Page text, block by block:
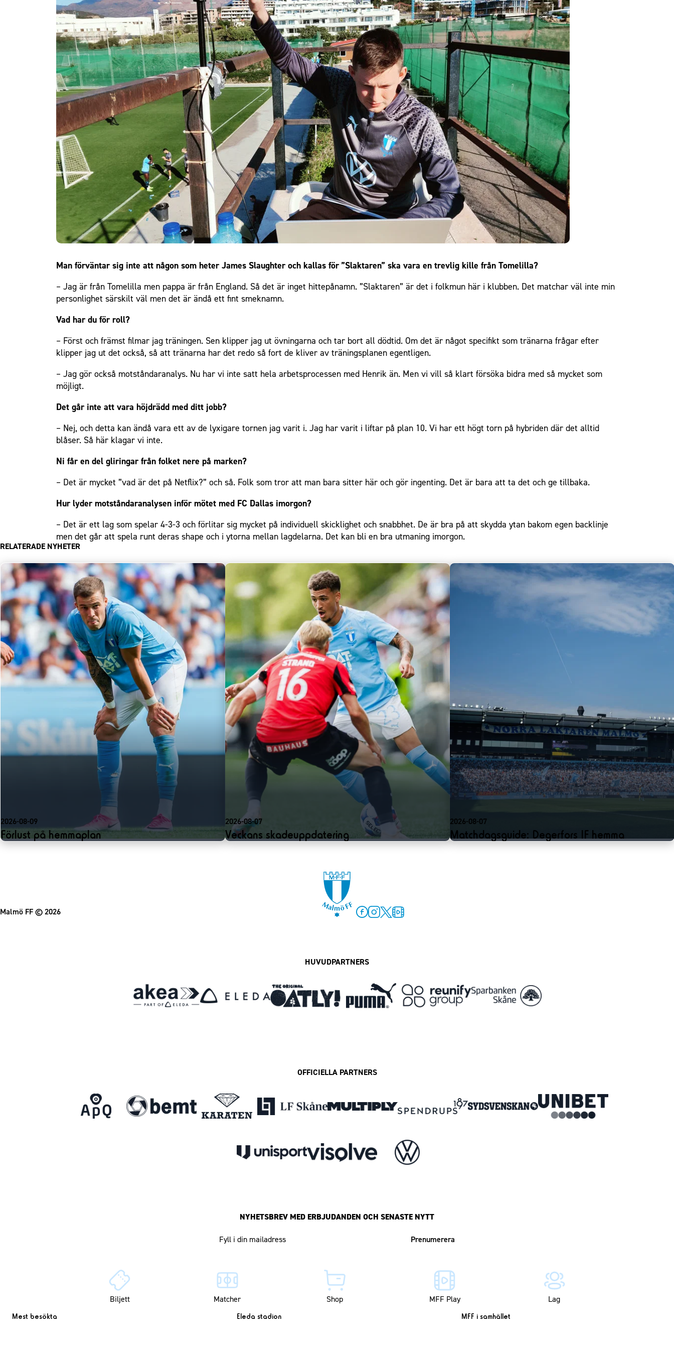
Om Malmö FF
Man förväntar sig inte att någon som heter James Slaughter och kallas för ”Slaktaren” ska vara en trevlig kille från Tomelilla?
– Jag är från Tomelilla men pappa är från England. Så det är inget hittepånamn. ”Slaktaren” är det i folkmun här i klubben. Det matchar väl inte min
personlighet särskilt väl men det är ändå ett fint smeknamn.
Vad har du för roll?
– Först och främst filmar jag träningen. Sen klipper jag ut övningarna och tar bort all dödtid. Om det är något specifikt som tränarna frågar efter
klipper jag ut det också, så att tränarna har det redo så fort de kliver av träningsplanen egentligen.
– Jag gör också motståndaranalys. Nu har vi inte satt hela arbetsprocessen med Henrik än. Men vi vill så klart försöka bidra med så mycket som
möjligt.
Det går inte att vara höjdrädd med ditt jobb?
– Nej, och detta kan ändå vara ett av de lyxigare tornen jag varit i. Jag har varit i liftar på plan 10. Vi har ett högt torn på hybriden där det alltid
blåser. Så här klagar vi inte.
Ni får en del gliringar från folket nere på marken?
– Det är mycket ”vad är det på Netflix?” och så. Folk som tror att man bara sitter här och gör ingenting. Det är bara att ta det och ge tillbaka.
Hur lyder motståndaranalysen inför mötet med FC Dallas imorgon?
– Det är ett lag som spelar 4-3-3 och förlitar sig mycket på individuell skicklighet och snabbhet. De är bra på att skydda ytan bakom egen backlinje
men det går att spela runt deras shape och i ytorna mellan lagdelarna. Det kan bli en bra utmaning imorgon.
RELATERADE NYHETER
2026-08-09
Förlust på hemmaplan
2026-08-07
Veckans skadeuppdatering
2026-08-07
Matchdagsguide: Degerfors IF hemma
Malmö FF© 2026
HUVUDPARTNERS
OFFICIELLA PARTNERS
NYHETSBREV MED ERBJUDANDEN OCH SENASTE NYTT
Biljett Matcher Shop MFF Play Lag
Mest besökta Eleda stadion MFF i samhället